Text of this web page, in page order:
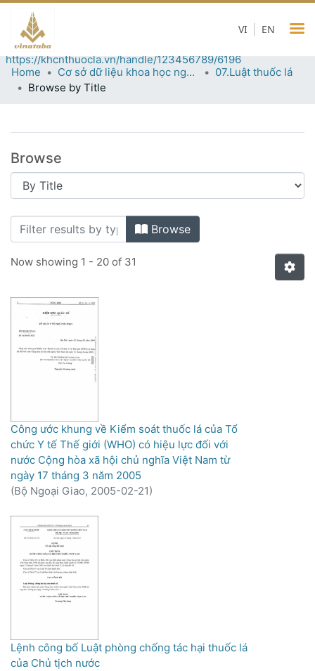
EN
VI
Home Cơ sở dữ liệu khoa học ngành thuốc lá
07.Luật thuốc lá
Browse by Title
07.Luật thuốc lá
Permanent URI for this collection
https://khcnthuocla.vn/handle/123456789/6196
Browse
Browsing 07.Luật thuốc lá by Title
Browse
Now showing 1 - 20 of 31
Công ước khung về Kiểm soát thuốc lá của Tổ
chức Y tế Thế giới (WHO) có hiệu lực đối với
nước Cộng hòa xã hội chủ nghĩa Việt Nam từ
ngày 17 tháng 3 năm 2005
(Bộ Ngoại Giao, 2005-02-21)
Lệnh công bố Luật phòng chống tác hại thuốc lá
của Chủ tịch nước